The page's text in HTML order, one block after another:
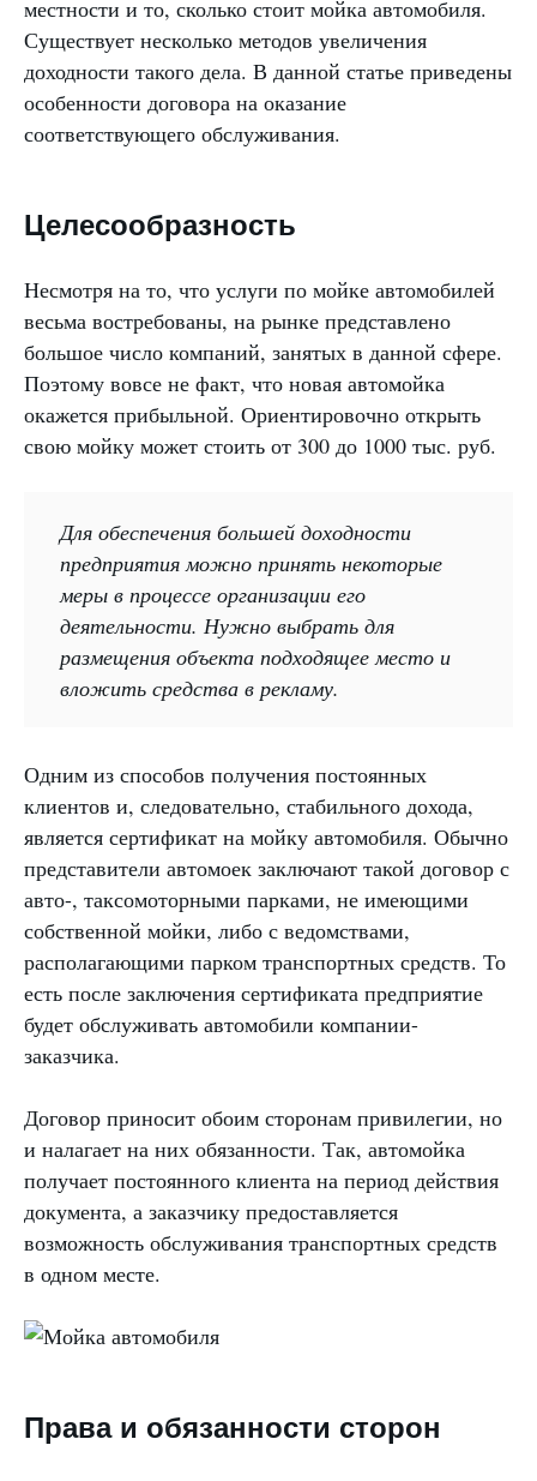
местности и то, сколько стоит мойка автомобиля.
Существует несколько методов увеличения
доходности такого дела. В данной статье приведены
особенности договора на оказание
соответствующего обслуживания.
Целесообразность
Несмотря на то, что услуги по мойке автомобилей
весьма востребованы, на рынке представлено
большое число компаний, занятых в данной сфере.
Поэтому вовсе не факт, что новая автомойка
окажется прибыльной. Ориентировочно открыть
свою мойку может стоить от 300 до 1000 тыс. руб.
Для обеспечения большей доходности
предприятия можно принять некоторые
меры в процессе организации его
деятельности. Нужно выбрать для
размещения объекта подходящее место и
вложить средства в рекламу.
Одним из способов получения постоянных
клиентов и, следовательно, стабильного дохода,
является сертификат на мойку автомобиля. Обычно
представители автомоек заключают такой договор с
авто-, таксомоторными парками, не имеющими
собственной мойки, либо с ведомствами,
располагающими парком транспортных средств. То
есть после заключения сертификата предприятие
будет обслуживать автомобили компании-
заказчика.
Договор приносит обоим сторонам привилегии, но
и налагает на них обязанности. Так, автомойка
получает постоянного клиента на период действия
документа, а заказчику предоставляется
возможность обслуживания транспортных средств
в одном месте.
Права и обязанности сторон